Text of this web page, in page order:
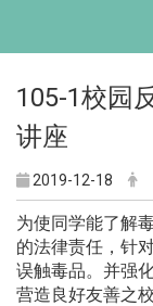
105-1校园
讲座
2019-12-18
为使同学能了解
的法律责任，针
误触毒品。并强
营造良好友善之